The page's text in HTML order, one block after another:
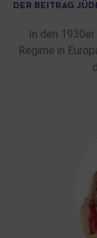
DER BEITRAG
In den
Regime in